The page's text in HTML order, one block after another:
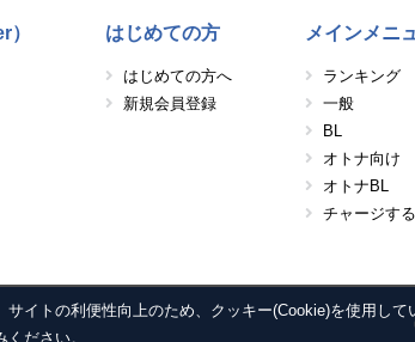
はじめての方
はじめての方へ
新規会員登録
メインメニ
ランキング
一般
BL
オトナ向け
オトナBL
チャージする
サイトの利便性向上のため、クッキー(Cookie)を使用し
ください。